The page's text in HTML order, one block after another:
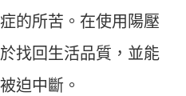
的所苦。在使用陽壓
找回生活品質，並能
迫中斷。